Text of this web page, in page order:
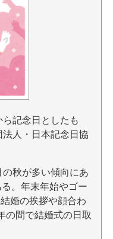
記念日としたも
人・日本記念日協
秋が多い傾向にあ
。年末年始やゴー
婚の挨拶や顔合わ
の間で結婚式の日取